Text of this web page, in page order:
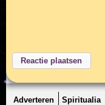
Adverteren
Spiritualia